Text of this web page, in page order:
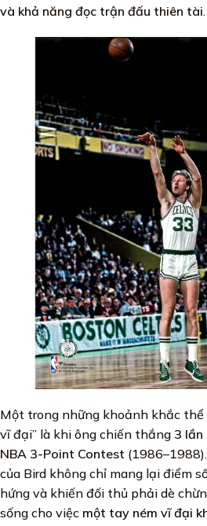
và khả năng đọc trận đấu thiên tài.
Một trong những khoảnh khắc
vĩ đại” là khi ông chiến thắng 3 lần
NBA 3-Point Contest
của Bird không chỉ mang lại điểm
hứng và khiến đối thủ phải dè
sống cho việc một tay ném vĩ đại